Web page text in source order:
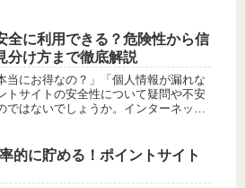
全に利用できる？危険性から信
分け方まで徹底解説
当にお得なの？」「個人情報が漏れな
サイトの安全性について疑問や不安
ではないでしょうか。インターネット
的に貯める！ポイントサイト